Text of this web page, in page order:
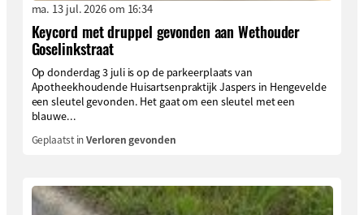
ma. 13 jul. 2026 om 16:34
Keycord met druppel gevonden aan Wethouder
Goselinkstraat
Op donderdag 3 juli is op de parkeerplaats van
Apotheekhoudende Huisartsenpraktijk Jaspers in Hengevelde
een sleutel gevonden. Het gaat om een sleutel met een
blauwe...
Geplaatst inVerloren gevonden